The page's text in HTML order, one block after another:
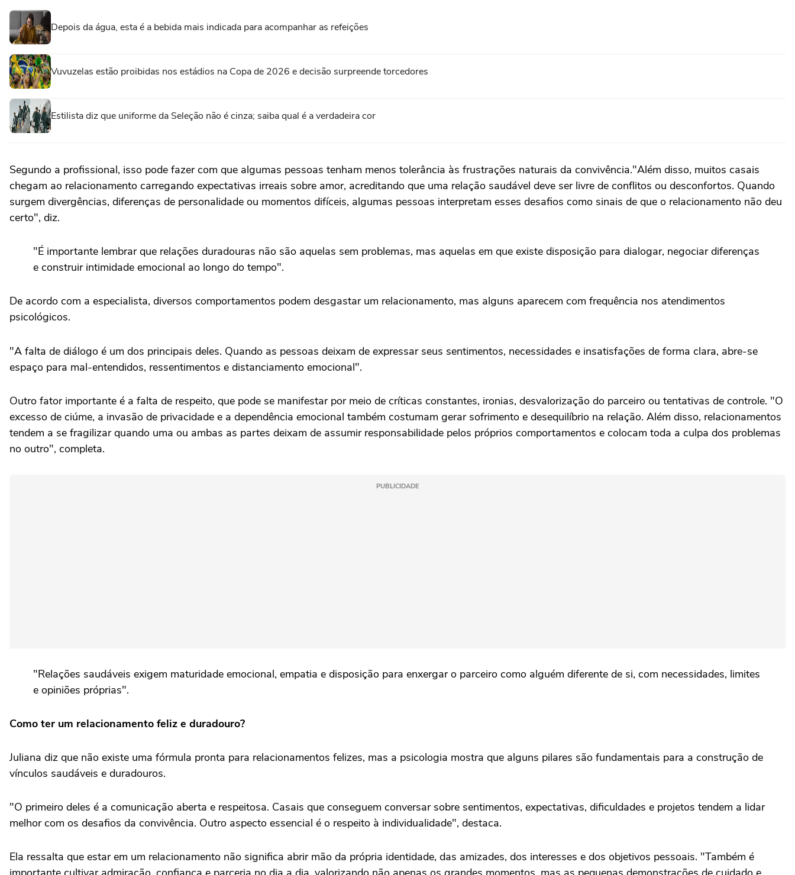
Depois da água, esta é a bebida mais indicada para acompanhar as refeições
Vuvuzelas estão proibidas nos estádios na Copa de 2026 e decisão surpreende torcedores
Estilista diz que uniforme da Seleção não é cinza; saiba qual é a verdadeira cor
Segundo a profissional, isso pode fazer com que algumas pessoas tenham menos tolerância às frustrações naturais da convivência."Além disso, muitos casais
chegam ao relacionamento carregando expectativas irreais sobre amor, acreditando que uma relação saudável deve ser livre de conflitos ou desconfortos. Quando
surgem divergências, diferenças de personalidade ou momentos difíceis, algumas pessoas interpretam esses desafios como sinais de que o relacionamento não deu
certo", diz.
"É importante lembrar que relações duradouras não são aquelas sem problemas, mas aquelas em que existe disposição para dialogar, negociar diferenças
e construir intimidade emocional ao longo do tempo".
De acordo com a especialista, diversos comportamentos podem desgastar um relacionamento, mas alguns aparecem com frequência nos atendimentos
psicológicos.
"A falta de diálogo é um dos principais deles. Quando as pessoas deixam de expressar seus sentimentos, necessidades e insatisfações de forma clara, abre-se
espaço para mal-entendidos, ressentimentos e distanciamento emocional".
Outro fator importante é a falta de respeito, que pode se manifestar por meio de críticas constantes, ironias, desvalorização do parceiro ou tentativas de controle. "O
excesso de ciúme, a invasão de privacidade e a dependência emocional também costumam gerar sofrimento e desequilíbrio na relação. Além disso, relacionamentos
tendem a se fragilizar quando uma ou ambas as partes deixam de assumir responsabilidade pelos próprios comportamentos e colocam toda a culpa dos problemas
no outro", completa.
PUBLICIDADE
"Relações saudáveis exigem maturidade emocional, empatia e disposição para enxergar o parceiro como alguém diferente de si, com necessidades, limites
e opiniões próprias".
Como ter um relacionamento feliz e duradouro?
Juliana diz que não existe uma fórmula pronta para relacionamentos felizes, mas a psicologia mostra que alguns pilares são fundamentais para a construção de
vínculos saudáveis e duradouros.
"O primeiro deles é a comunicação aberta e respeitosa. Casais que conseguem conversar sobre sentimentos, expectativas, dificuldades e projetos tendem a lidar
melhor com os desafios da convivência. Outro aspecto essencial é o respeito à individualidade", destaca.
Ela ressalta que estar em um relacionamento não significa abrir mão da própria identidade, das amizades, dos interesses e dos objetivos pessoais. "Também é